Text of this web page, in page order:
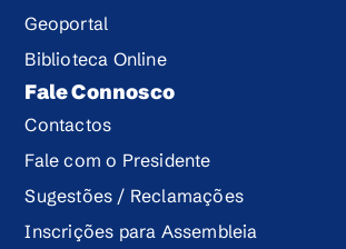
Geoportal
Biblioteca Online
Fale Connosco
Contactos
Fale com o Presidente
Sugestões / Reclamações
Inscrições para Assembleia